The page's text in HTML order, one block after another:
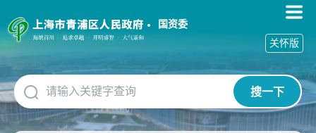
障
碍
作
说
明
跳
国资委
搜一下
关怀版